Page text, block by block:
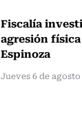
Fiscalía
agresión
Espinoza
Jueves 6 de agosto